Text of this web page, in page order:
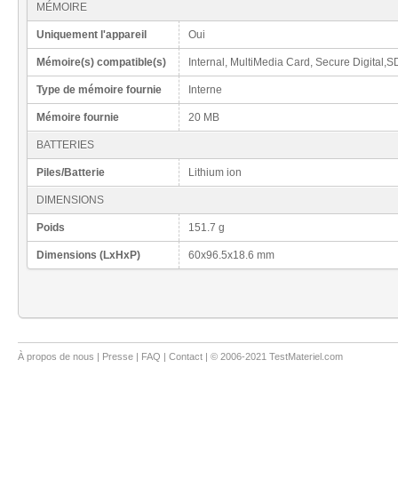
MÉMOIRE
Uniquement l'appareil Oui
Mémoire(s) compatible(s) Internal, MultiMedia Card, Secure
Type de mémoire fournie Interne
Mémoire fournie 20 MB
BATTERIES
Piles/Batterie Lithium ion
DIMENSIONS
Poids 151.7 g
Dimensions (LxHxP) 60x96.5x18.6 mm
À propos de nous | Presse | FAQ | Contact | © 2006-2021 TestMateriel.com